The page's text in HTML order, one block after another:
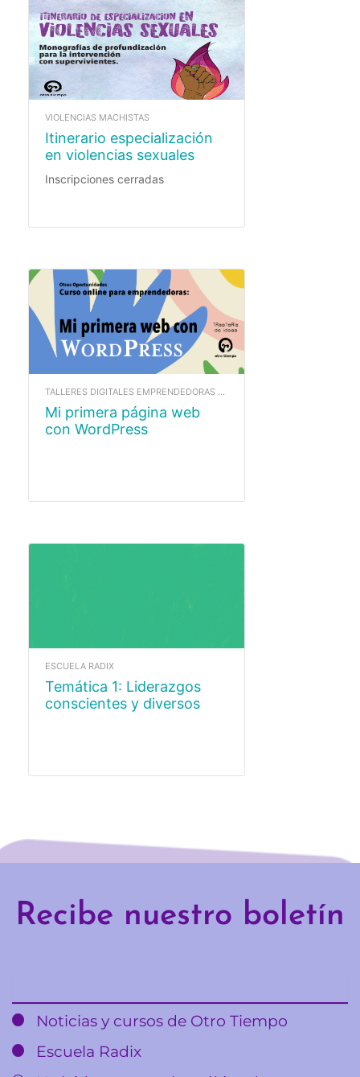
VIOLENCIAS MACHISTAS
Itinerario especialización
en violencias sexuales
Inscripciones cerradas
TALLERES DIGITALES EMPRENDEDORAS ANTERIORES
Mi primera página web
con WordPress
ESCUELA RADIX
Temática 1: Liderazgos
conscientes y diversos
Recibe nuestro boletín
Noticias y cursos de Otro Tiempo
Escuela Radix